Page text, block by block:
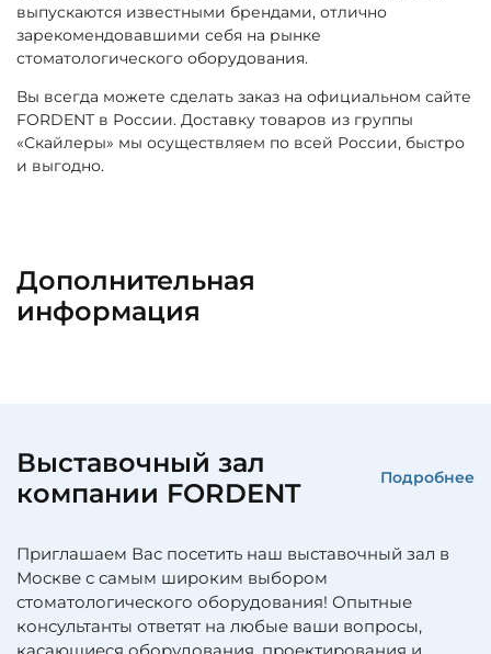
выпускаются известными брендами, отлично
зарекомендовавшими себя на рынке
стоматологического оборудования.
Вы всегда можете сделать заказ на официальном сайте
FORDENT в России. Доставку товаров из группы
«Скайлеры» мы осуществляем по всей России, быстро
и выгодно.
Дополнительная
информация
Выставочный зал
компании FORDENT
Подробнее
Приглашаем Вас посетить наш выставочный зал в
Москве с самым широким выбором
стоматологического оборудования! Опытные
консультанты ответят на любые ваши вопросы,
касающиеся оборудования, проектирования и